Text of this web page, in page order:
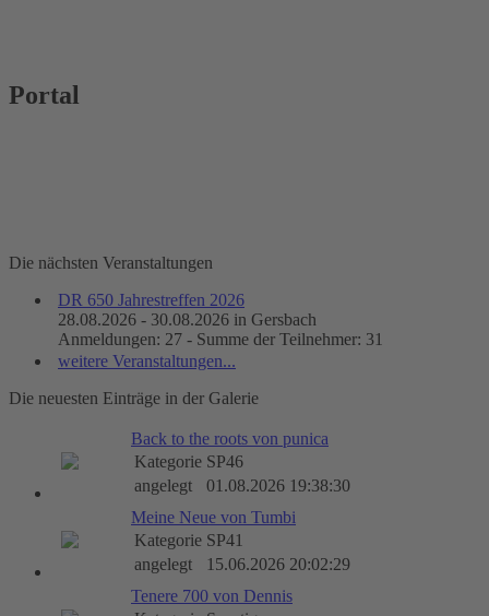
Portal
Die nächsten Veranstaltungen
DR 650 Jahrestreffen 2026
28.08.2026 - 30.08.2026 in Gersbach
Anmeldungen: 27 - Summe der Teilnehmer: 31
weitere Veranstaltungen...
Die neuesten Einträge in der Galerie
Back to the roots von punica
Kategorie SP46
angelegt
01.08.2026 19:38:30
Meine Neue von Tumbi
Kategorie SP41
angelegt
15.06.2026 20:02:29
Tenere 700 von Dennis